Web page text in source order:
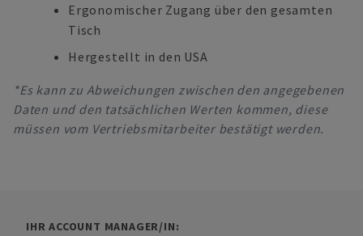
Ergonomischer Zugang über den gesamten
Tisch
Hergestellt in den USA
*Es kann zu Abweichungen zwischen den angegebenen
Daten und den tatsächlichen Werten kommen, diese
müssen vom Vertriebsmitarbeiter bestätigt werden.
IHR ACCOUNT MANAGER/IN: